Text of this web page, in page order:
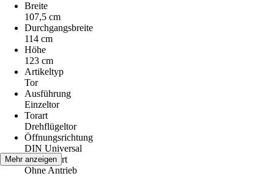
Breite
107,5 cm
Durchgangsbreite
114 cm
Höhe
123 cm
Artikeltyp
Tor
Ausführung
Einzeltor
Torart
Drehflügeltor
Öffnungsrichtung
DIN Universal
Antriebsart
Ohne Antrieb
Mehr anzeigen